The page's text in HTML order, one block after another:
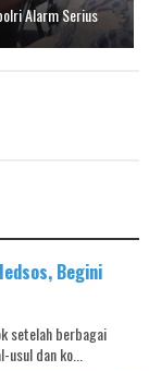
Alarm Serius
Begini
setelah berbagai
usul dan ko...